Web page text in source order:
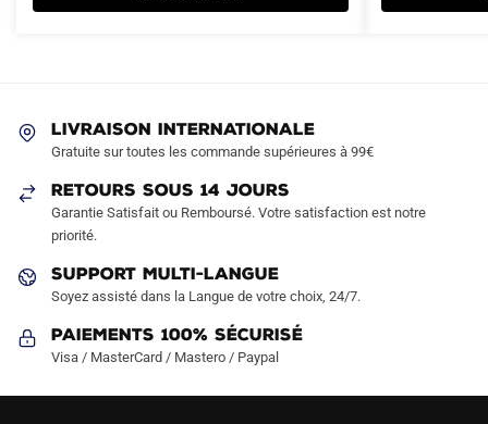
être
choisies
sur
page
produit
la
LIVRAISON INTERNATIONALE
Gratuite sur toutes les commande supérieures à 99€
RETOURS SOUS 14 JOURS
Garantie Satisfait ou Remboursé. Votre satisfaction est notre
priorité.
SUPPORT MULTI-LANGUE
Soyez assisté dans la Langue de votre choix, 24/7.
Paiements 100% Sécurisé
Visa / MasterCard / Mastero / Paypal